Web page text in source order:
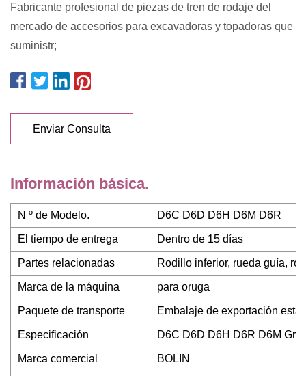
Fabricante profesional de piezas de tren de rodaje del
mercado de accesorios para excavadoras y topadoras que
suministr;
Enviar Consulta
Información básica.
N º de Modelo. D6C D6D D6H D6M D6R
El tiempo de entrega Dentro de 15 días
Partes relacionadas Rodillo inferior, rueda guía,
Marca de la máquina para oruga
Paquete de transporte Embalaje de exportación
Especificación D6C D6D D6H D6R D6M
Marca comercial BOLIN